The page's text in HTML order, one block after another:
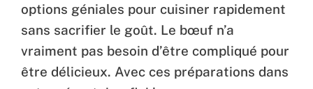
options géniales pour cuisiner rapidement
sans sacrifier le goût. Le bœuf n’a
vraiment pas besoin d’être compliqué pour
être délicieux. Avec ces préparations dans